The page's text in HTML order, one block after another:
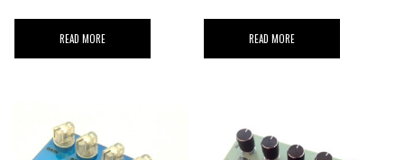
READ MORE READ MORE